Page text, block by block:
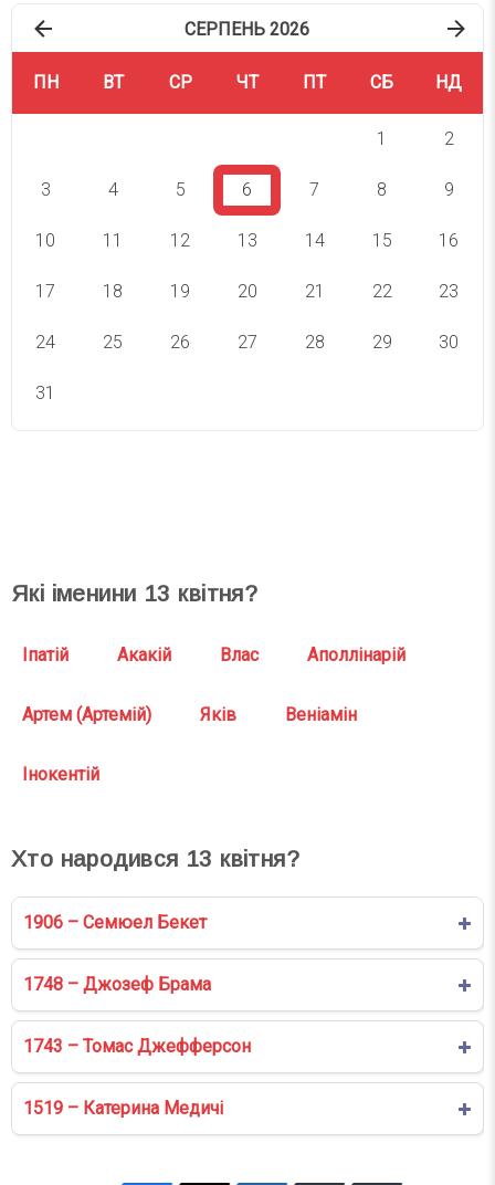
СЕРПЕНЬ 2026
ПН ВТ СР ЧТ ПТ СБ НД
1 2
3 4 5 6 7 8 9
10 11 12 13 14 15 16
17 18 19 20 21 22 23
24 25 26 27 28 29 30
31
Які іменини 13 квітня?
Іпатій Акакій Влас Аполлінарій
Артем (Артемій) Яків Веніамін
Інокентій
Хто народився 13 квітня?
1906 – Семюел Бекет
1748 – Джозеф Брама
1743 – Томас Джефферсон
1519 – Катерина Медичі